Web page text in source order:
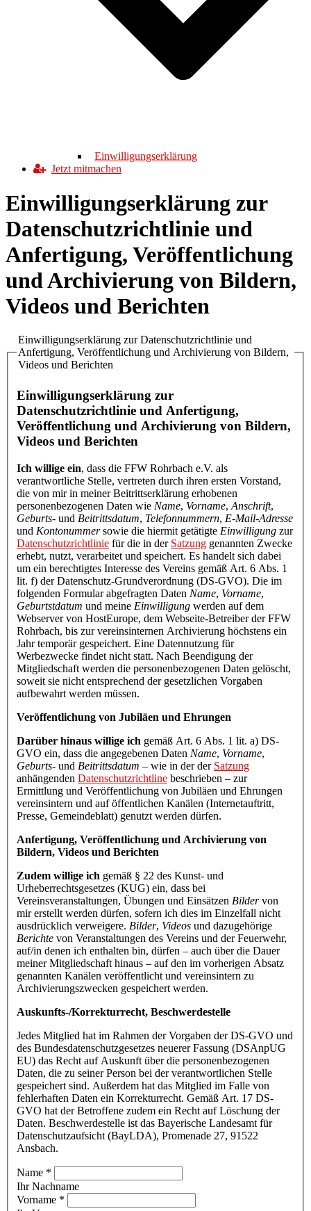
Einwilligungserklärung
Jetzt mitmachen
Einwilligungserklärung zur
Datenschutzrichtlinie und
Anfertigung, Veröffentlichung
und Archivierung von Bildern,
Videos und Berichten
Einwilligungserklärung zur Datenschutzrichtlinie und
Anfertigung, Veröffentlichung und Archivierung von Bildern,
Videos und Berichten
Einwilligungserklärung zur
Datenschutzrichtlinie und Anfertigung,
Veröffentlichung und Archivierung von Bildern,
Videos und Berichten
Ich willige ein, dass die FFW Rohrbach e.V. als
verantwortliche Stelle, vertreten durch ihren ersten Vorstand,
die von mir in meiner Beitrittserklärung erhobenen
personenbezogenen Daten wie Name, Vorname, Anschrift,
Geburts- und Beitrittsdatum, Telefonnummern, E-Mail-Adresse
und Kontonummersowie die hiermit getätigte Einwilligung zur
Datenschutzrichtlinie für die in der Satzung genannten Zwecke
erhebt, nutzt, verarbeitet und speichert. Es handelt sich dabei
um ein berechtigtes Interesse des Vereins gemäß Art. 6 Abs. 1
lit. f) der Datenschutz-Grundverordnung (DS-GVO). Die im
folgenden Formular abgefragten Daten Name, Vorname,
Geburtstdatum und meine Einwilligung werden auf dem
Webserver von HostEurope, dem Webseite-Betreiber der FFW
Rohrbach, bis zur vereinsinternen Archivierung höchstens ein
Jahr temporär gespeichert. Eine Datennutzung für
Werbezwecke findet nicht statt. Nach Beendigung der
Mitgliedschaft werden die personenbezogenen Daten gelöscht,
soweit sie nicht entsprechend der gesetzlichen Vorgaben
aufbewahrt werden müssen.
Veröffentlichung von Jubiläen und Ehrungen
Darüber hinaus willige ich gemäß Art. 6 Abs. 1 lit. a) DS-
GVO ein, dass die angegebenen Daten Name, Vorname,
Geburts- und Beitrittsdatum – wie in der der Satzung
anhängenden Datenschutzrichtline beschrieben – zur
Ermittlung und Veröffentlichung von Jubiläen und Ehrungen
vereinsintern und auf öffentlichen Kanälen (Internetauftritt,
Presse, Gemeindeblatt) genutzt werden dürfen.
Anfertigung, Veröffentlichung und Archivierung von
Bildern, Videos und Berichten
Zudem willige ich gemäß § 22 des Kunst- und
Urheberrechtsgesetzes (KUG) ein, dass bei
Vereinsveranstaltungen, Übungen und Einsätzen Bildervon
mir erstellt werden dürfen, sofern ich dies im Einzelfall nicht
ausdrücklich verweigere. Bilder, Videos und dazugehörige
Berichte von Veranstaltungen des Vereins und der Feuerwehr,
auf/in denen ich enthalten bin, dürfen – auch über die Dauer
meiner Mitgliedschaft hinaus – auf den im vorherigen Absatz
genannten Kanälen veröffentlicht und vereinsintern zu
Archivierungszwecken gespeichert werden.
Auskunfts-/Korrekturrecht, Beschwerdestelle
Jedes Mitglied hat im Rahmen der Vorgaben der DS-GVO und
des Bundesdatenschutzgesetzes neuerer Fassung (DSAnpUG
EU) das Recht auf Auskunft über die personenbezogenen
Daten, die zu seiner Person bei der verantwortlichen Stelle
gespeichert sind. Außerdem hat das Mitglied im Falle von
fehlerhaften Daten ein Korrekturrecht. Gemäß Art. 17 DS-
GVO hat der Betroffene zudem ein Recht auf Löschung der
Daten. Beschwerdestelle ist das Bayerische Landesamt für
Datenschutzaufsicht (BayLDA), Promenade 27, 91522
Ansbach.
Name *
Ihr Nachname
Vorname *